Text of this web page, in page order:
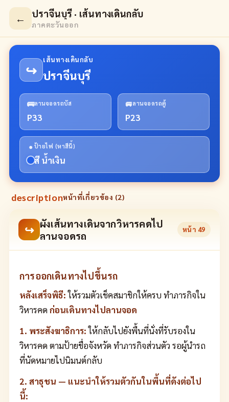
← ปราจีนบุรี · เส้นทางเดินกลับ
ภาคตะวันออก
↪
เส้นทางเดินกลับ
ปราจีนบุรี
🚌ลานจอดรถบัส
P33
🚐ลานจอดรถตู้
P23
● ป้ายไฟ (หาสีนี้)
สี น้ำเงิน
descriptionหน้าที่เกี่ยวข้อง (2)
↪ ผังเส้นทางเดินจากวิหารคดไป
ลานจอดรถ
หน้า 49
การออกเดินทางไปขึ้นรถ
หลังเสร็จพิธี:ให้รวมตัวเช็คสมาชิกให้ครบ ทำภารกิจใน
วิหารคดก่อนเดินทางไปลานจอด
1. พระสังฆาธิการ:ให้กลับไปยังพื้นที่นั่งที่รับรองใน
วิหารคด ตามป้ายชื่อจังหวัด ทำภารกิจส่วนตัว รอผู้นำรถ
ที่นัดหมายไปนิมนต์กลับ
2. สาธุชน — แนะนำให้รวมตัวกันในพื้นที่ดังต่อไป
นี้: